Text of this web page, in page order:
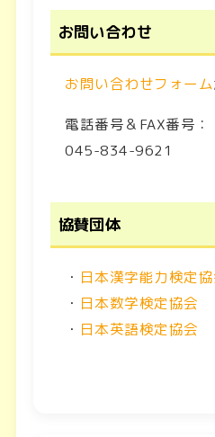
お問い合わせ
お問い合わせフォーム
電話番号＆FAX番号：
045-834-9621
協賛団体
・ 日本漢字能力検定
・ 日本数学検定協会
・ 日本英語検定協会